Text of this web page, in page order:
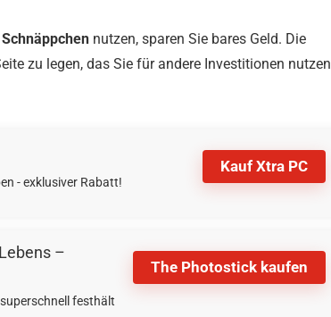
nutzen, sparen Sie bares Geld. Die
zu legen, das Sie für andere Investitionen nutzen
Kauf Xtra PC
- exklusiver Rabatt!
The Photostick kaufen
–
festhält